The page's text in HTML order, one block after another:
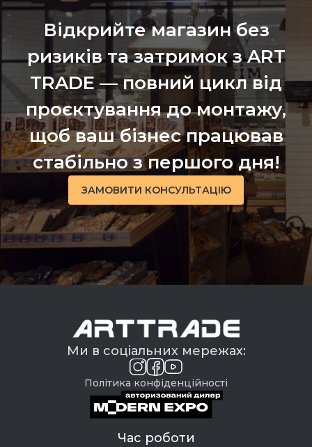
Відкрийте магазин без
ризиків та затримок з ART
TRADE — повний цикл від
проєктування до монтажу,
щоб ваш бізнес працював
стабільно з першого дня!
ЗАМОВИТИ КОНСУЛЬТАЦІЮ
Ми в соціальних мережах:
Політика конфіденційності
Час роботи